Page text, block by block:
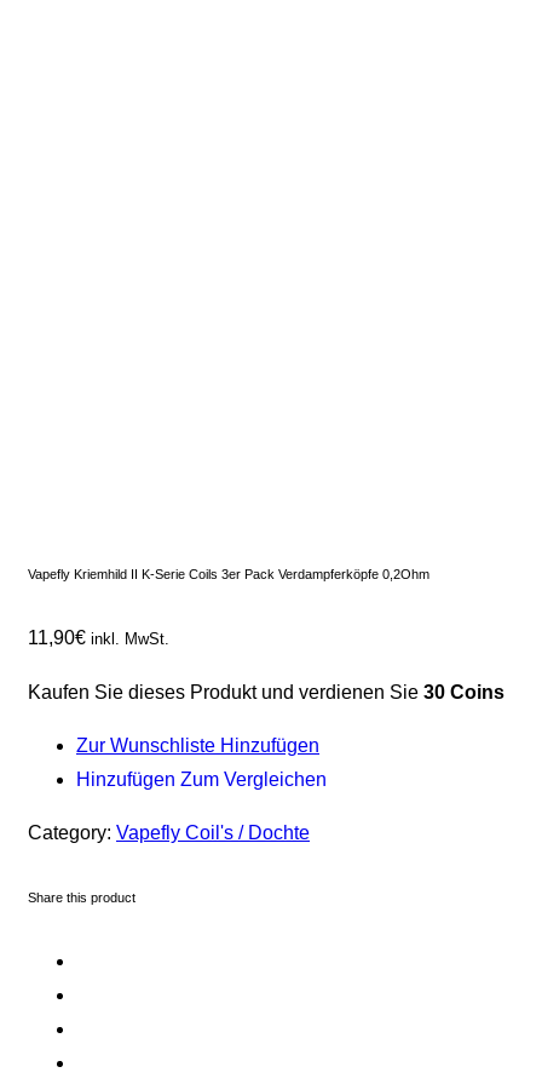
Vapefly Kriemhild II K-Serie Coils 3er Pack Verdampferköpfe 0,2Ohm
11,90€ inkl. MwSt.
Kaufen Sie dieses Produkt und verdienen Sie 30 Coins
Zur Wunschliste Hinzufügen
Hinzufügen Zum Vergleichen
Category: Vapefly Coil's / Dochte
Share this product